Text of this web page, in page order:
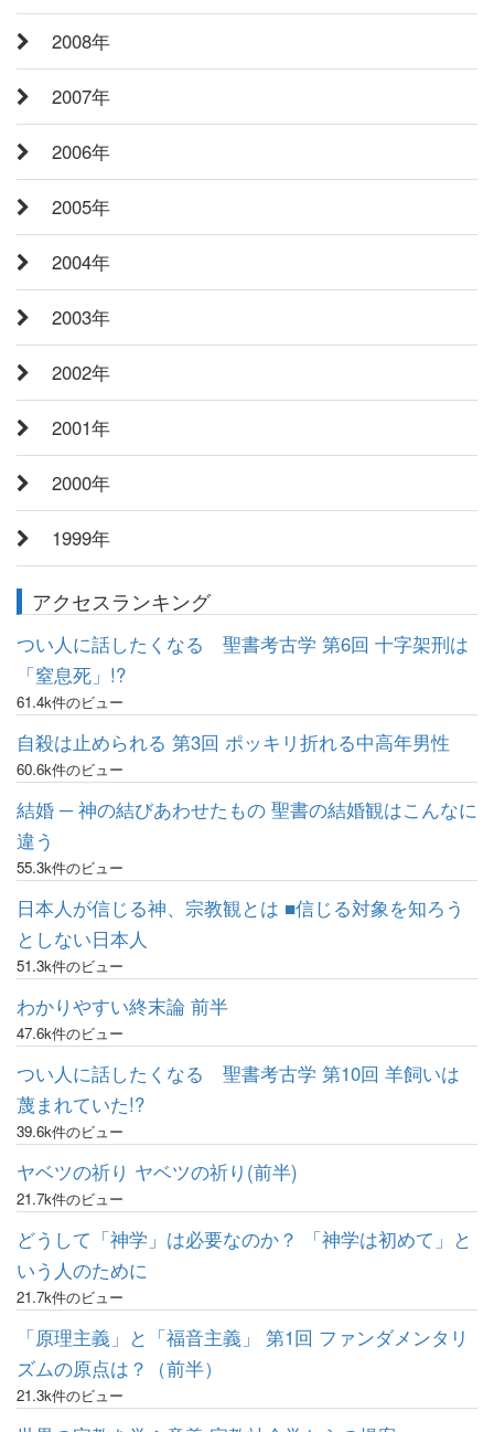
2008年
2007年
2006年
2005年
2004年
2003年
2002年
2001年
2000年
1999年
アクセスランキング
つい人に話したくなる 聖書考古学 第6回 十字架刑は
「窒息死」!?
61.4k件のビュー
自殺は止められる 第3回 ポッキリ折れる中高年男性
60.6k件のビュー
結婚 ─ 神の結びあわせたもの 聖書の結婚観はこんなに
違う
55.3k件のビュー
日本人が信じる神、宗教観とは ■信じる対象を知ろう
としない日本人
51.3k件のビュー
わかりやすい終末論 前半
47.6k件のビュー
つい人に話したくなる 聖書考古学 第10回 羊飼いは
蔑まれていた!?
39.6k件のビュー
ヤベツの祈り ヤベツの祈り(前半)
21.7k件のビュー
どうして「神学」は必要なのか？ 「神学は初めて」と
いう人のために
21.7k件のビュー
「原理主義」と「福音主義」 第1回 ファンダメンタリ
ズムの原点は？（前半）
21.3k件のビュー